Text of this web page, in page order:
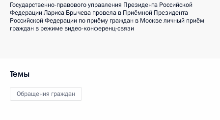
Государственно-правового управления Президента Российской
Федерации Лариса Брычева провела в Приёмной Президента
Российской Федерации по приёму граждан в Москве личный приём
граждан в режиме видео-конференц-связи
Темы
Обращения граждан